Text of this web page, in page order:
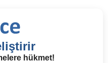
hükmet!